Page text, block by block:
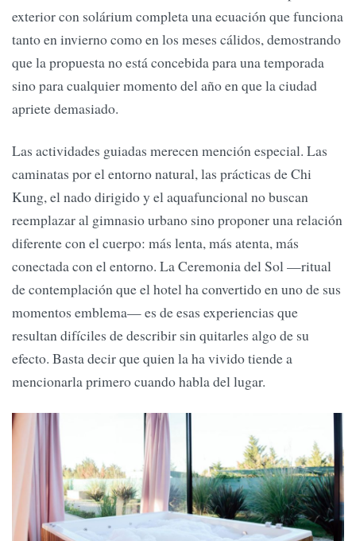
exterior con solárium completa una ecuación que funciona
tanto en invierno como en los meses cálidos, demostrando
que la propuesta no está concebida para una temporada
sino para cualquier momento del año en que la ciudad
apriete demasiado.
Las actividades guiadas merecen mención especial. Las
caminatas por el entorno natural, las prácticas de Chi
Kung, el nado dirigido y el aquafuncional no buscan
reemplazar al gimnasio urbano sino proponer una relación
diferente con el cuerpo: más lenta, más atenta, más
conectada con el entorno. La Ceremonia del Sol —ritual
de contemplación que el hotel ha convertido en uno de sus
momentos emblema— es de esas experiencias que
resultan difíciles de describir sin quitarles algo de su
efecto. Basta decir que quien la ha vivido tiende a
mencionarla primero cuando habla del lugar.